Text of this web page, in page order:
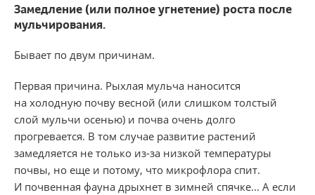
Замедление (или полное уг​нетение) роста после
мульчирования.
Бывает по двум причинам.
Первая причина. Рыхлая мульча наносится
на холодную почву весной (или слишком толстый
слой мульчи осенью) и почва очень долго
прогревается. В том случае развитие растений
замедляется не только из-за низкой температуры
почвы, но еще и потому, что микрофлора спит.
И почвенная фауна дрыхнет в зимней спячке... А если